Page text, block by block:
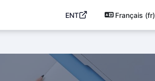
ENT Français ‎(fr)‎